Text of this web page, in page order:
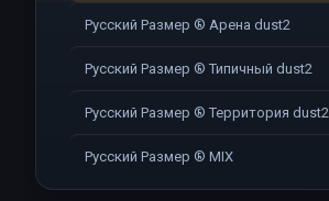
Русский Размер ® Арена dust2
Русский Размер ® Типичный dust2
Русский Размер ® Территория dust2
Русский Размер ® MIX